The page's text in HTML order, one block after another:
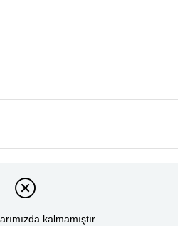
kalmamıştır.